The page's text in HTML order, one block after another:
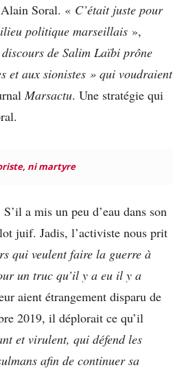
Alain Soral. « C’était juste pour
politique marseillais »,
de Salim Laïbi prône
et aux sionistes » qui voudraient
Marsactu. Une stratégie qui
ni martyre
a mis un peu d’eau dans son
juif. Jadis, l’activiste nous prit
qui veulent faire la guerre à
un truc qu’il y a eu il y a
aient étrangement disparu de
2019, il déplorait ce qu’il
et virulent, qui défend les
afin de continuer sa